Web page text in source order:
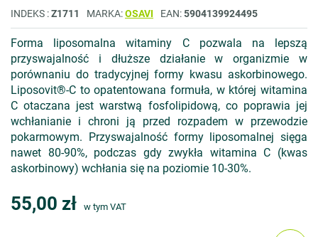
INDEKS Z1711 MARKA OSAVI EAN 5904139924495
Forma liposomalna witaminy C pozwala na lepszą
przyswajalność i dłuższe działanie w organizmie w
porównaniu do tradycyjnej formy kwasu askorbinowego.
Liposovit®-C to opatentowana formuła, w której witamina
C otaczana jest warstwą fosfolipidową, co poprawia jej
wchłanianie i chroni ją przed rozpadem w przewodzie
pokarmowym. Przyswajalność formy liposomalnej sięga
nawet 80-90%, podczas gdy zwykła witamina C (kwas
askorbinowy) wchłania się na poziomie 10-30%.
55,00 zł w tym VAT